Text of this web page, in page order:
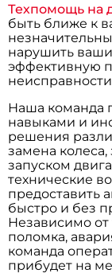
Техпомощь на
быть ближе к
нарушить
эффективную
Наша команда
навыками и
решения
замена
запуском
технические
предоставить
быстро и без
Независимо от
поломка,
команда
прибудет на